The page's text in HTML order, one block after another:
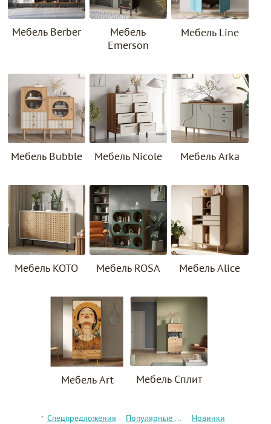
Мебель Berber
Мебель
Emerson
Мебель Line
Мебель Bubble Мебель Nicole Мебель Arka
Мебель KOTO Мебель ROSA Мебель Alice
Мебель Art Мебель Сплит
. Спецпредложения Популярные товары Новинки